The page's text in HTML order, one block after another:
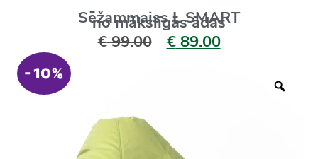
Sēžammaiss L SMART
no mākslīgās ādas
€99.00 €89.00
- 10%